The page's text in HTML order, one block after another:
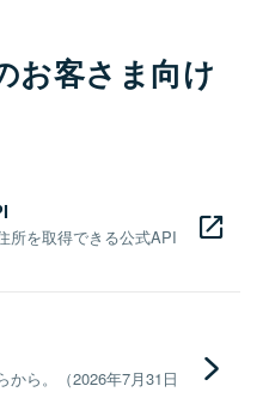
お客さま向け
所を取得できる公式API
から。（2026年7月31日